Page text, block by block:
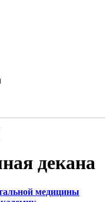
декана
медицины